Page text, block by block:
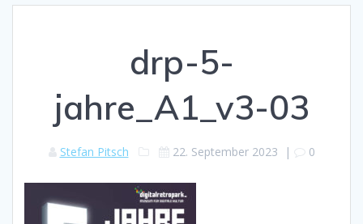
drp-5-
jahre_A1_v3-03
Stefan Pitsch 22. September 2023 | 0